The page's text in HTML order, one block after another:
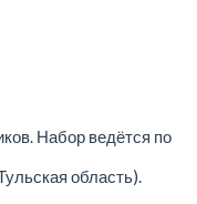
Набор ведётся по
область).